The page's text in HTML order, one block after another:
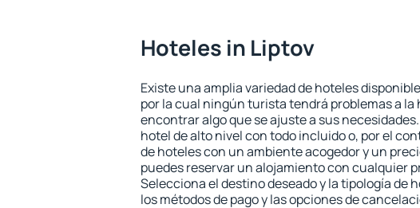
Hoteles in Liptov
Existe una amplia variedad de hoteles
por la cual ningún turista tendrá problemas a la
encontrar algo que se ajuste a sus
hotel de alto nivel con todo incluido o, por el
de hoteles con un ambiente acogedor y un
puedes reservar un alojamiento con cualquier
Selecciona el destino deseado y la tipología de
los métodos de pago y las opciones de